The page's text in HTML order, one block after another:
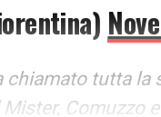
tutta la
Comuzzo